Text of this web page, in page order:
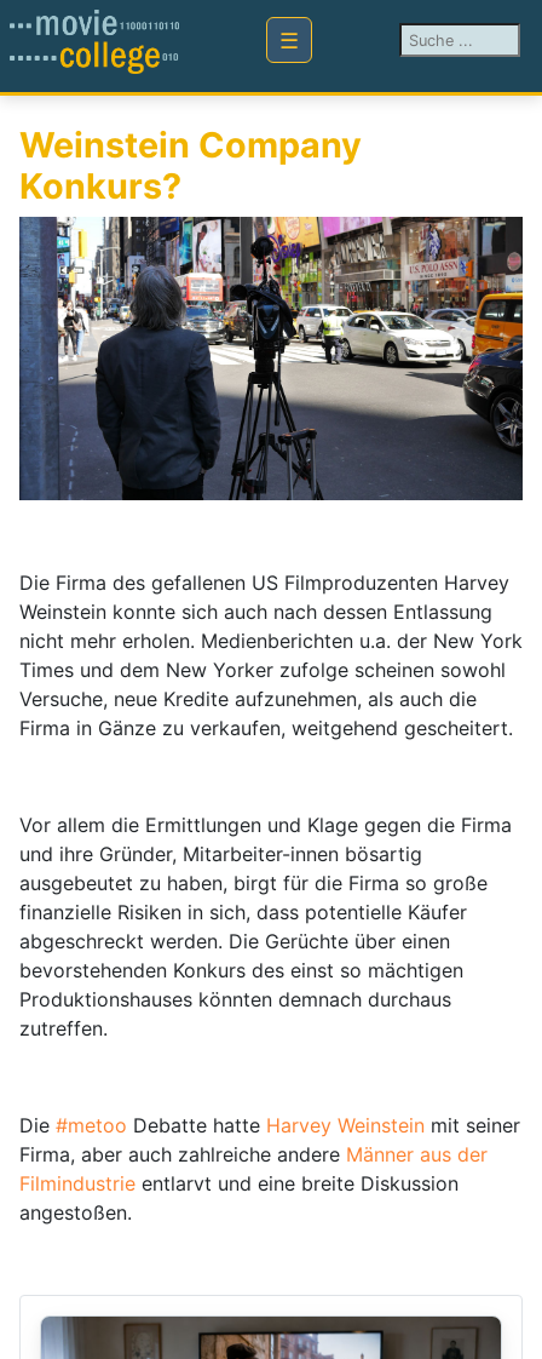
Suchen ...
Weinstein Company
Konkurs?
Die Firma des gefallenen US Filmproduzenten Harvey
Weinstein konnte sich auch nach dessen Entlassung
nicht mehr erholen. Medienberichten u.a. der New York
Times und dem New Yorker zufolge scheinen sowohl
Versuche, neue Kredite aufzunehmen, als auch die
Firma in Gänze zu verkaufen, weitgehend gescheitert.
Vor allem die Ermittlungen und Klage gegen die Firma
und ihre Gründer, Mitarbeiter-innen bösartig
ausgebeutet zu haben, birgt für die Firma so große
finanzielle Risiken in sich, dass potentielle Käufer
abgeschreckt werden. Die Gerüchte über einen
bevorstehenden Konkurs des einst so mächtigen
Produktionshauses könnten demnach durchaus
zutreffen.
Die #metoo Debatte hatte Harvey Weinstein mit seiner
Firma, aber auch zahlreiche andere Männer aus der
Filmindustrie entlarvt und eine breite Diskussion
angestoßen.